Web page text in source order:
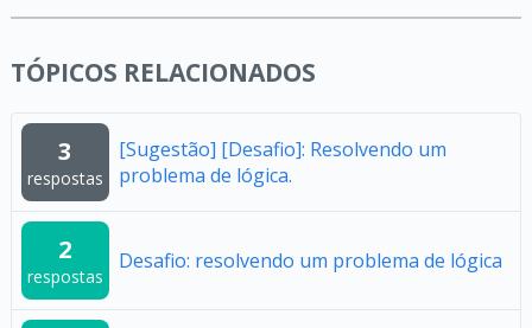
TÓPICOS RELACIONADOS
3
respostas
[Sugestão] [Desafio]: Resolvendo um
problema de lógica.
2
respostas
Desafio: resolvendo um problema de lógica